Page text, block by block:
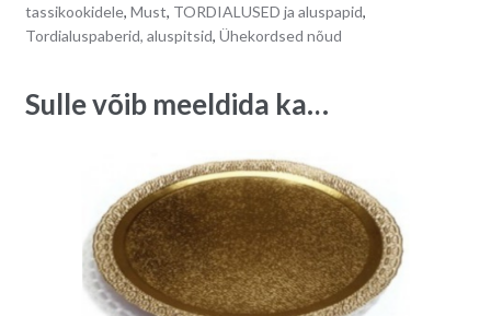
tassikookidele, Must, TORDIALUSED ja aluspapid,
Tordialuspaberid, aluspitsid, Ühekordsed nõud
Sulle võib meeldida ka…